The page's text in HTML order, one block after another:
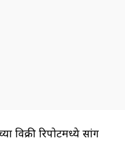
रिपोर्टमध्ये सांग